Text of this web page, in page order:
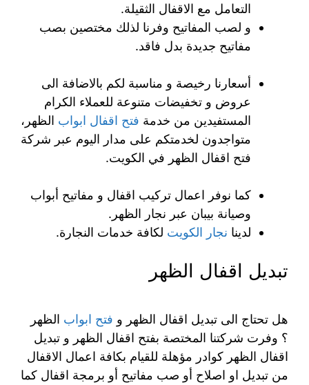
التعامل مع الاقفال الثقيلة.
و لصب المفاتيح وفرنا لذلك مختصين بصب
مفاتيح جديدة بدل فاقد.
أسعارنا رخيصة و مناسبة لكم بالاضافة الى
عروض و تخفيضات متنوعة للعملاء الكرام
المستفيدين من خدمة فتح اقفال ابواب الظهر،
متواجدون لخدمتكم على مدار اليوم عبر شركة
فتح اقفال الظهر في الكويت.
كما نوفر اعمال تركيب اقفال و مفاتيح أبواب
وصيانة بيبان عبر نجار الظهر.
لدينا نجار الكويت لكافة خدمات النجارة.
تبديل اقفال الظهر
هل تحتاج الى تبديل اقفال الظهر و فتح ابواب الظهر
؟ وفرت شركتنا المختصة بفتح اقفال الظهر و تبديل
اقفال الظهر كوادر مؤهلة للقيام بكافة اعمال الاقفال
من تبديل او اصلاح أو صب مفاتيح أو برمجة اقفال كما